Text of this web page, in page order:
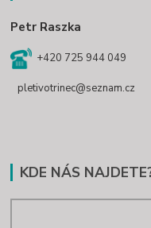
Petr Raszka
+420 725 944 049
pletivotrinec@seznam.cz
KDE NÁS